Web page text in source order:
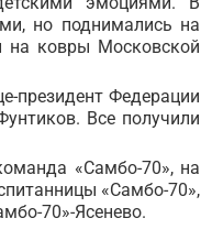
но поднимались на
на ковры Московской
президент Федерации
Все получили
«Самбо-70», на
«Самбо-70»,
70»-Ясенево.